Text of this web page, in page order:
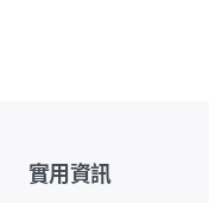
實用資訊